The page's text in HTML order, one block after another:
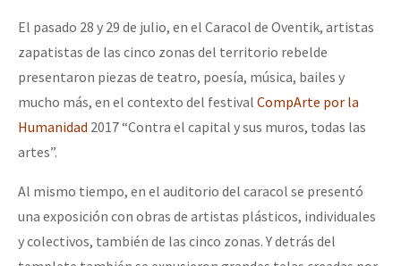
El pasado 28 y 29 de julio, en el Caracol de Oventik, artistas
zapatistas de las cinco zonas del territorio rebelde
presentaron piezas de teatro, poesía, música, bailes y
mucho más, en el contexto del festival CompArte por la
Humanidad 2017 “Contra el capital y sus muros, todas las
artes”.
Al mismo tiempo, en el auditorio del caracol se presentó
una exposición con obras de artistas plásticos, individuales
y colectivos, también de las cinco zonas. Y detrás del